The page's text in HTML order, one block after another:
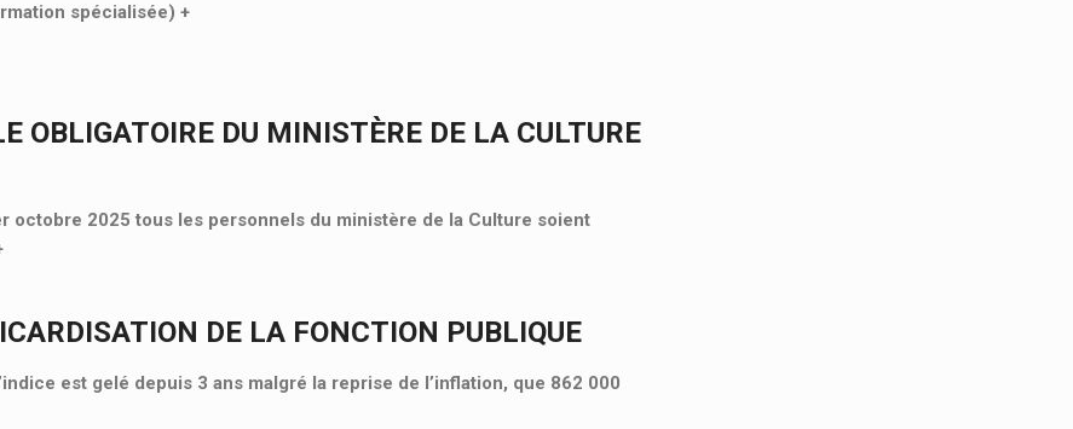
spécialisée) +
OBLIGATOIRE DU MINISTÈRE DE LA CULTURE
octobre 2025 tous les personnels du ministère de la Culture soient
DE LA FONCTION PUBLIQUE
est gelé depuis 3 ans malgré la reprise de l’inflation, que 862 000